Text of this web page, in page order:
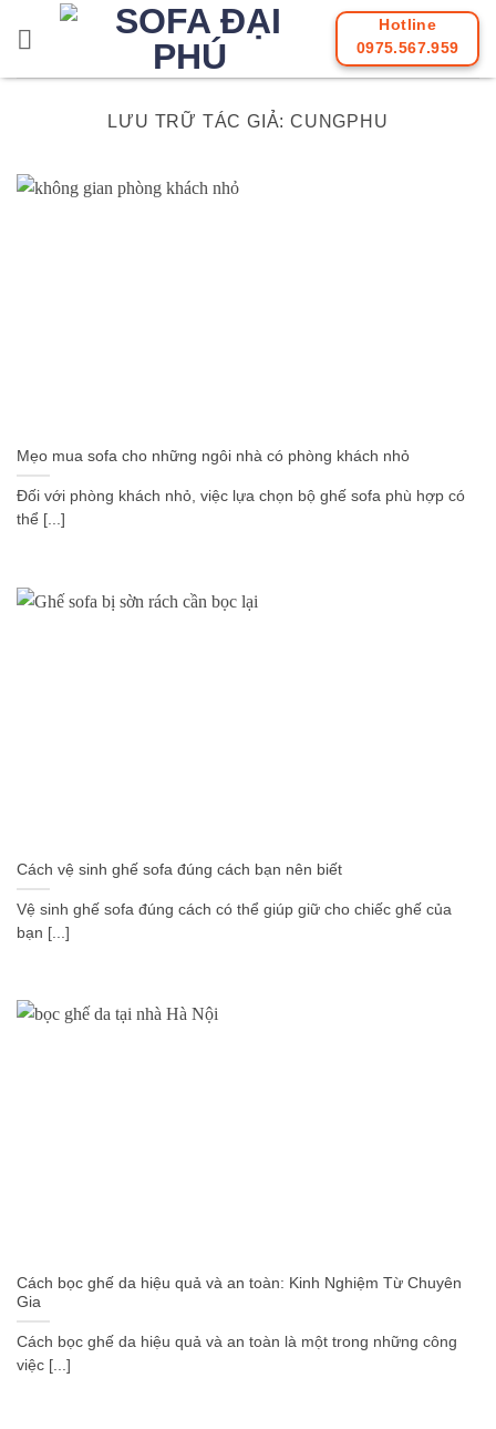
Hotline
0975.567.959
LƯU TRỮ TÁC GIẢ: CUNGPHU
Mẹo mua sofa cho những ngôi nhà có phòng khách nhỏ
Đối với phòng khách nhỏ, việc lựa chọn bộ ghế sofa phù hợp có
thể [...]
Cách vệ sinh ghế sofa đúng cách bạn nên biết
Vệ sinh ghế sofa đúng cách có thể giúp giữ cho chiếc ghế của
bạn [...]
Cách bọc ghế da hiệu quả và an toàn: Kinh Nghiệm Từ Chuyên
Gia
Cách bọc ghế da hiệu quả và an toàn là một trong những công
việc [...]